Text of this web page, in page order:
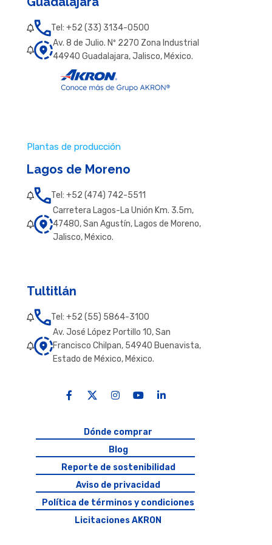
Tel: +52 (33) 3134-0500
Av. 8 de Julio. Nº 2270 Zona Industrial
44940 Guadalajara, Jalisco, México.
Plantas de producción
Lagos de Moreno
Tel: +52 (474) 742-5511
Carretera Lagos-La Unión Km. 3.5m,
47480, San Agustín, Lagos de Moreno,
Jalisco, México.
Tultitlán
Tel: +52 (55) 5864-3100
Av. José López Portillo 10, San
Francisco Chilpan, 54940 Buenavista,
Estado de México, México.
Dónde comprar
Blog
Reporte de sostenibilidad
Aviso de privacidad
Política de términos y condiciones
Licitaciones AKRON